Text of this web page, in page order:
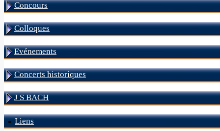
Concours
Colloques
Evénements
Concerts historiques
J S BACH
Liens